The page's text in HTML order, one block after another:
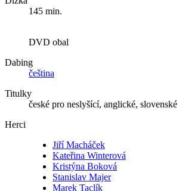
145 min.
DVD obal
Dabing
čeština
Titulky
české pro neslyšící, anglické, slovenské
Herci
Jiří Macháček
Kateřina Winterová
Kristýna Boková
Stanislav Majer
Marek Taclík